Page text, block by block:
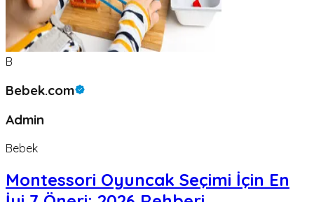
B
Bebek.com
Admin
Bebek
Montessori Oyuncak Seçimi İçin En